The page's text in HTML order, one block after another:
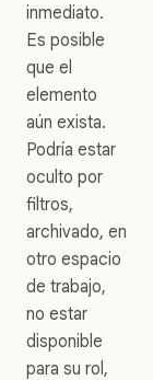
inmediato.
Es posible
que el
elemento
aún exista.
Podría estar
oculto por
filtros,
archivado, en
otro espacio
de trabajo,
no estar
disponible
para su rol,